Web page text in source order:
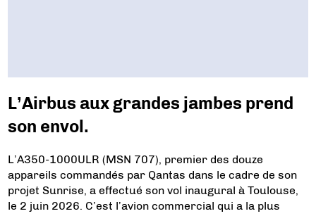
L’Airbus aux grandes jambes prend
son envol.
L’A350-1000ULR (MSN 707), premier des douze
appareils commandés par Qantas dans le cadre de son
projet Sunrise, a effectué son vol inaugural à Toulouse,
le 2 juin 2026. C’est l’avion commercial qui a la plus